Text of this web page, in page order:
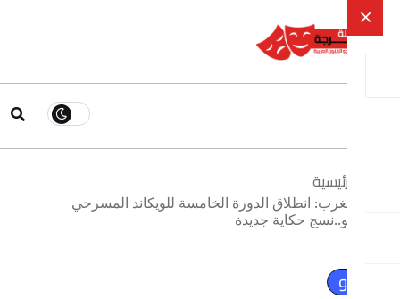
انطلاق الدورة الخامسة للويكاند المسرحي
حكاية جديدة